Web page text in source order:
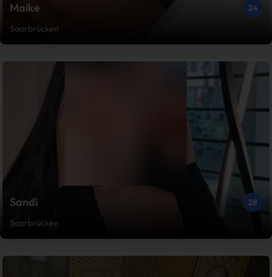
Maike
24
Saarbrücken
Sandi
28
Saarbrücken